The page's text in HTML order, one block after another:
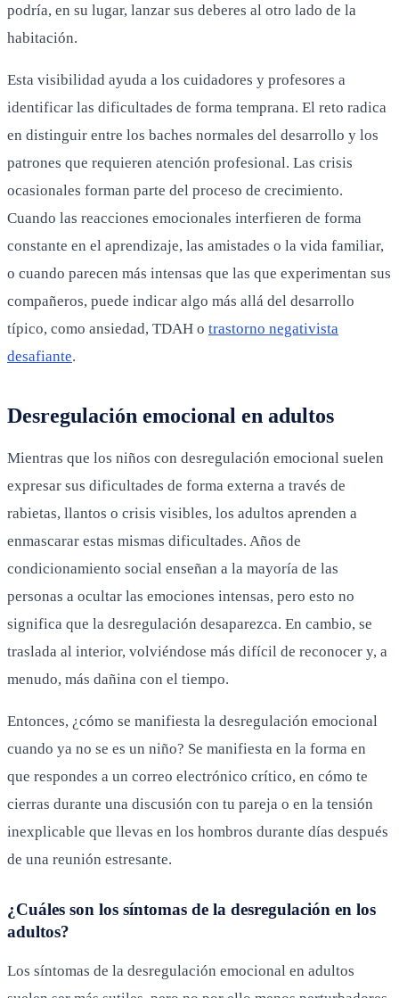
podría, en su lugar, lanzar sus deberes al otro lado de la
habitación.
Esta visibilidad ayuda a los cuidadores y profesores a
identificar las dificultades de forma temprana. El reto radica
en distinguir entre los baches normales del desarrollo y los
patrones que requieren atención profesional. Las crisis
ocasionales forman parte del proceso de crecimiento.
Cuando las reacciones emocionales interfieren de forma
constante en el aprendizaje, las amistades o la vida familiar,
o cuando parecen más intensas que las que experimentan sus
compañeros, puede indicar algo más allá del desarrollo
típico, como ansiedad, TDAH o trastorno negativista
desafiante.
Desregulación emocional en adultos
Mientras que los niños con desregulación emocional suelen
expresar sus dificultades de forma externa a través de
rabietas, llantos o crisis visibles, los adultos aprenden a
enmascarar estas mismas dificultades. Años de
condicionamiento social enseñan a la mayoría de las
personas a ocultar las emociones intensas, pero esto no
significa que la desregulación desaparezca. En cambio, se
traslada al interior, volviéndose más difícil de reconocer y, a
menudo, más dañina con el tiempo.
Entonces, ¿cómo se manifiesta la desregulación emocional
cuando ya no se es un niño? Se manifiesta en la forma en
que respondes a un correo electrónico crítico, en cómo te
cierras durante una discusión con tu pareja o en la tensión
inexplicable que llevas en los hombros durante días después
de una reunión estresante.
¿Cuáles son los síntomas de la desregulación en los
adultos?
Los síntomas de la desregulación emocional en adultos